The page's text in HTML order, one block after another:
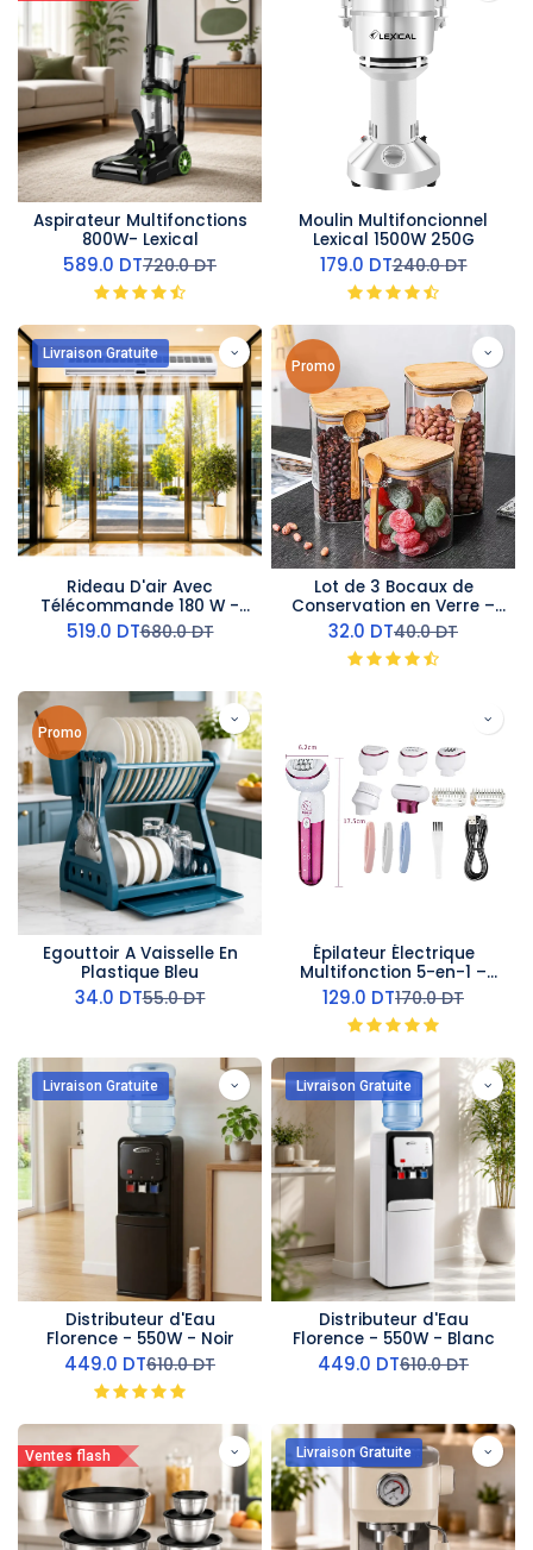
Aspirateur Multifonctions
800W- Lexical
589.0 DT720.0DT
Moulin Multifoncionnel
Lexical 1500W 250G
179.0 DT240.0DT
Livraison Gratuite
Rideau D'air Avec
Télécommande 180 W -
150 cm- AirMate
519.0 DT680.0DT
Promo
Lot de 3 Bocaux de
Conservation en Verre –
Couvercles en Bois
32.0 DT40.0DT
Promo
Egouttoir A Vaisselle En
Plastique Bleu
34.0 DT55.0DT
Épilateur Électrique
Multifonction 5-en-1 –
Kemei
129.0 DT170.0DT
Livraison Gratuite
Distributeur d'Eau
Florence - 550W - Noir
449.0 DT610.0DT
Livraison Gratuite
Distributeur d'Eau
Florence - 550W - Blanc
449.0 DT610.0DT
Ventes flash Livraison Gratuite